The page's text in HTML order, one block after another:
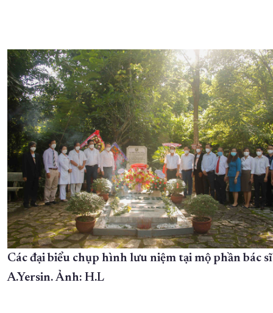
Các đại biểu chụp hình lưu niệm tại mộ phần bác sĩ
A.Yersin. Ảnh: H.L